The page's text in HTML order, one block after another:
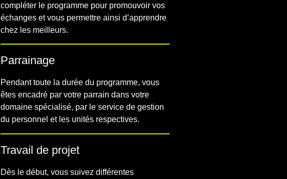
compléter le programme pour promouvoir vos
échanges et vous permettre ainsi d’apprendre
chez les meilleurs.
Parrainage
Pendant toute la durée du programme, vous
êtes encadré par votre parrain dans votre
domaine spécialisé, par le service de gestion
du personnel et les unités respectives.
Travail de projet
Dès le début, vous suivez différentes